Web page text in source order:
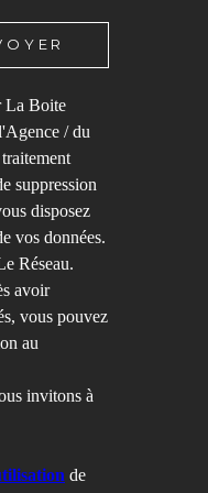
La Boite
/ du
suppression
disposez
vos données.
Réseau.
avoir
vous pouvez
au
invitons à
de